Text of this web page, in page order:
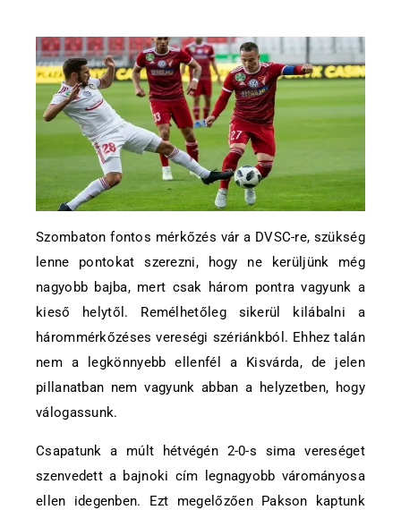
Szombaton fontos mérkőzés vár a DVSC-re, szükség
lenne pontokat szerezni, hogy ne kerüljünk még
nagyobb bajba, mert csak három pontra vagyunk a
kieső helytől. Remélhetőleg sikerül kilábalni a
hárommérkőzéses vereségi szériánkból. Ehhez talán
nem a legkönnyebb ellenfél a Kisvárda, de jelen
pillanatban nem vagyunk abban a helyzetben, hogy
válogassunk.
Csapatunk a múlt hétvégén 2-0-s sima vereséget
szenvedett a bajnoki cím legnagyobb várományosa
ellen idegenben. Ezt megelőzően Pakson kaptunk